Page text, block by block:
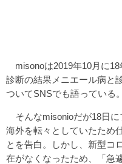
misonoは2019年10月に18
診断の結果メニエール病と
ついてSNSでも語っている。
そんなmisonioだが18日に
海外を転々としていたため
とを告白。しかし、新型コ
在がなくなったため、「急